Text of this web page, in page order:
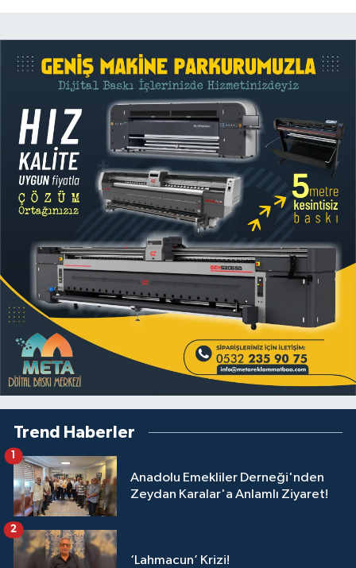
Trend Haberler
Anadolu Emekliler Derneği'nden
Zeydan Karalar'a Anlamlı Ziyaret!
1
‘Lahmacun’ Krizi!
2